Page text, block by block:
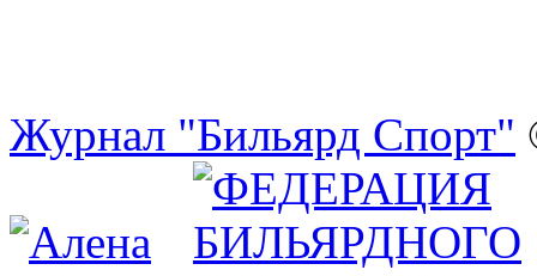
Журнал "Бильярд Спорт"